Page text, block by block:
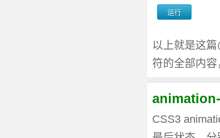
以上就是这
符的全部内
CSS3